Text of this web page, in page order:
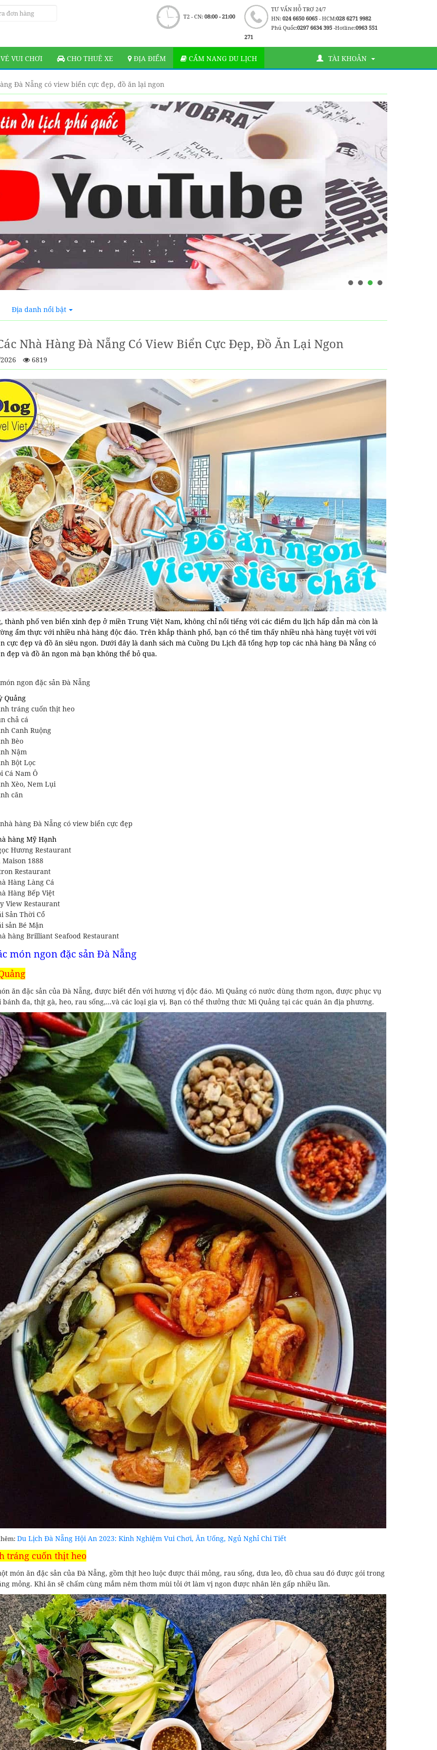
TƯ VẤN HỖ TRỢ 24/7
HN: 024 6650 6065- HCM:028 6271 9982
Phú Quốc:0297 6634 395 -Hotline:0963 551
271
T2 - CN: 08:00 - 21:00
VÉ VUI CHƠI CHO THUÊ XE ĐỊA ĐIỂM CẨM NANG DU LỊCH TÀI KHOẢN
Đà Nẵng có view biển cực đẹp, đồ ăn lại ngon
Địa danh nổi bật
Nhà Hàng Đà Nẵng Có View Biển Cực Đẹp, Đồ Ăn Lại Ngon
6819
thành phố ven biển xinh đẹp ở miền Trung Việt Nam, không chỉ nổi tiếng với các điểm du lịch hấp dẫn mà còn là
ẩm thực với nhiều nhà hàng độc đáo. Trên khắp thành phố, bạn có thể tìm thấy nhiều nhà hàng tuyệt vời với
cực đẹp và đồ ăn siêu ngon. Dưới đây là danh sách mà Cuồng Du Lịch đã tổng hợp top các nhà hàng Đà Nẵng có
đẹp và đồ ăn ngon mà bạn không thể bỏ qua.
ngon đặc sản Đà Nẵng
Quảng
tráng cuốn thịt heo
chả cá
Canh Ruộng
Bèo
Nậm
Bột Lọc
Cá Nam Ô
Xèo, Nem Lụi
căn
hàng Đà Nẵng có view biển cực đẹp
hàng Mỹ Hạnh
Hương Restaurant
Maison 1888
Restaurant
Hàng Làng Cá
Hàng Bếp Việt
View Restaurant
Sản Thời Cổ
sản Bé Mặn
hàng Brilliant Seafood Restaurant
món ngon đặc sản Đà Nẵng
ăn đặc sản của Đà Nẵng, được biết đến với hương vị độc đáo. Mì Quảng có nước dùng thơm ngon, được phục vụ
bánh đa, thịt gà, heo, rau sống,...và các loại gia vị. Bạn có thể thưởng thức Mì Quảng tại các quán ăn địa phương.
Du Lịch Đà Nẵng Hội An 2023: Kinh Nghiệm Vui Chơi, Ăn Uống, Ngủ Nghỉ Chi Tiết
tráng cuốn thịt heo
món ăn đặc sản của Đà Nẵng, gồm thịt heo luộc được thái mỏng, rau sống, dưa leo, đồ chua sau đó được gói trong
mỏng. Khi ăn sẽ chấm cùng mắm nêm thơm mùi tỏi ớt làm vị ngon được nhân lên gấp nhiều lần.